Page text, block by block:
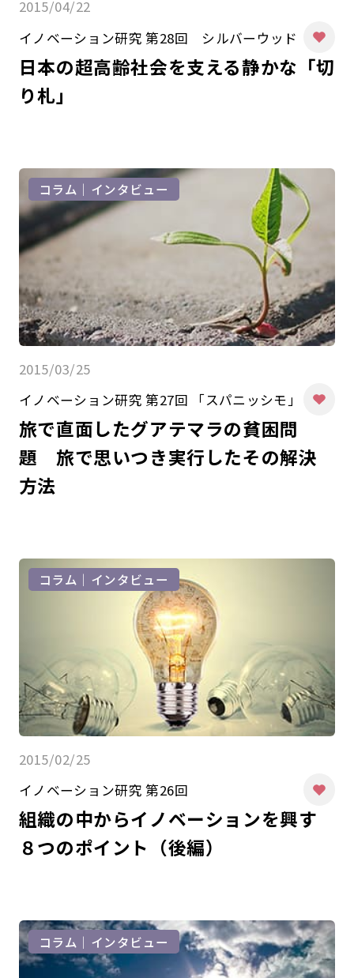
2015/04/22
イノベーション研究 第28回 シルバーウッド
日本の超高齢社会を支える静かな「切
り札」
コラム｜インタビュー
2015/03/25
イノベーション研究 第27回 「スパニッシモ」
旅で直面したグアテマラの貧困問
題 旅で思いつき実行したその解決
方法
コラム｜インタビュー
2015/02/25
イノベーション研究 第26回
組織の中からイノベーションを興す
８つのポイント（後編）
コラム｜インタビュー